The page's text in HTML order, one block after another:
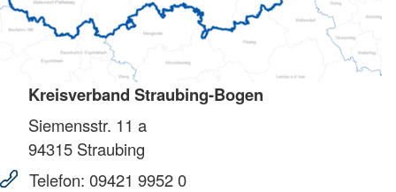
Kreisverband Straubing-Bogen
Siemensstr. 11 a
94315 Straubing
Telefon: 09421 9952 0